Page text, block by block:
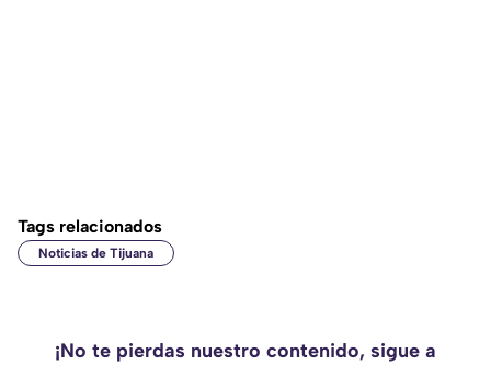
Tags relacionados
Noticias de Tijuana
¡No te pierdas nuestro contenido, sigue a